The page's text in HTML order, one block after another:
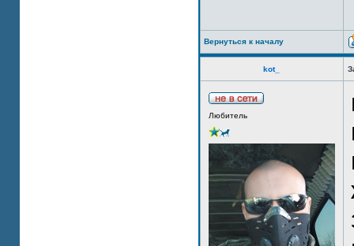
Вернуться к началу
kot_
Любитель